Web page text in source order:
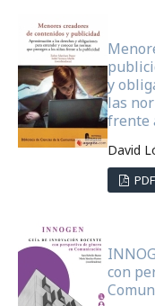
y
las
frente
David
PDF
con